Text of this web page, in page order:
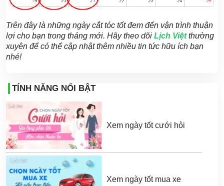
Trên đây là những ngày cắt tóc tốt đem đến vận trình thuận
lợi cho bạn trong tháng mới. Hãy theo dõi Lịch Việtthường
xuyên để có thể cập nhật thêm nhiều tin tức hữu ích bạn
nhé!
TÍNH NĂNG NỔI BẬT
Xem ngày tốt cưới hỏi
Xem ngày tốt mua xe